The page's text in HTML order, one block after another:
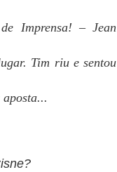
Imprensa! – Jean
Tim riu e sentou